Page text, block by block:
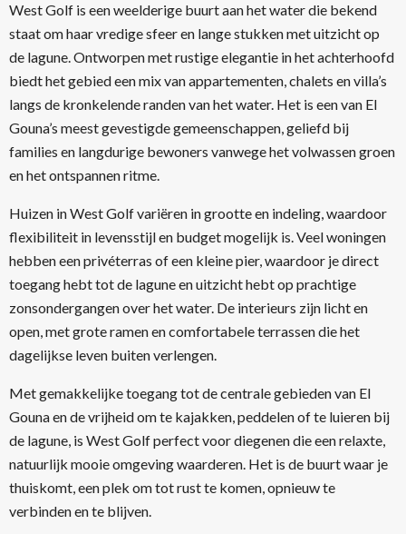
West Golf is een weelderige buurt aan het water die bekend
staat om haar vredige sfeer en lange stukken met uitzicht op
de lagune. Ontworpen met rustige elegantie in het achterhoofd
biedt het gebied een mix van appartementen, chalets en villa’s
langs de kronkelende randen van het water. Het is een van El
Gouna’s meest gevestigde gemeenschappen, geliefd bij
families en langdurige bewoners vanwege het volwassen groen
en het ontspannen ritme.
Huizen in West Golf variëren in grootte en indeling, waardoor
flexibiliteit in levensstijl en budget mogelijk is. Veel woningen
hebben een privéterras of een kleine pier, waardoor je direct
toegang hebt tot de lagune en uitzicht hebt op prachtige
zonsondergangen over het water. De interieurs zijn licht en
open, met grote ramen en comfortabele terrassen die het
dagelijkse leven buiten verlengen.
Met gemakkelijke toegang tot de centrale gebieden van El
Gouna en de vrijheid om te kajakken, peddelen of te luieren bij
de lagune, is West Golf perfect voor diegenen die een relaxte,
natuurlijk mooie omgeving waarderen. Het is de buurt waar je
thuiskomt, een plek om tot rust te komen, opnieuw te
verbinden en te blijven.